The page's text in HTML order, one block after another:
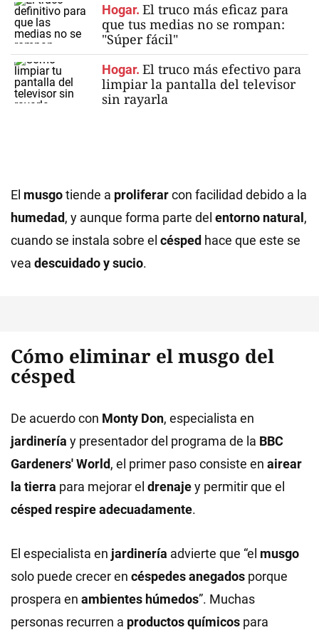
Hogar. El truco más eficaz para
que tus medias no se rompan:
"Súper fácil"
Hogar. El truco más efectivo para
limpiar la pantalla del televisor
sin rayarla
El musgotiende a proliferarcon facilidad debido a la
humedad, y aunque forma parte del entorno natural ,
cuando se instala sobre el césped hace que este se
vea descuidado y sucio.
Cómo eliminar el musgo del
césped
De acuerdo con Monty Don, especialista en
jardinería y presentador del programa de la BBC
Gardeners' World, el primer paso consiste en airear
la tierra para mejorar el drenajey permitir que el
césped respire adecuadamente.
El especialista en jardinería advierte que “el musgo
solo puede crecer en céspedes anegados porque
prospera en ambientes húmedos”. Muchas
personas recurren a productos químicos para